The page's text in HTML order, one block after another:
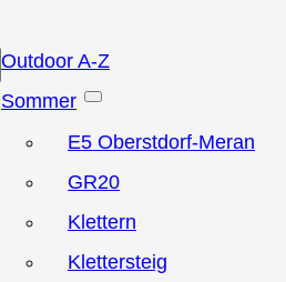
Outdoor A-Z
Sommer
E5 Oberstdorf-Meran
GR20
Klettern
Klettersteig